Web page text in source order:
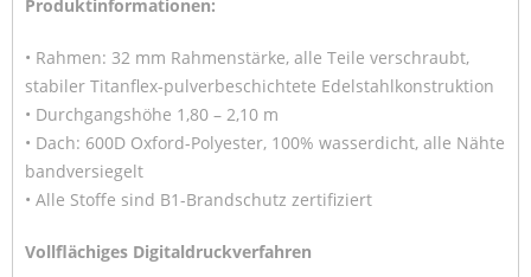
Produktinformationen:
• Rahmen: 32 mm Rahmenstärke, alle Teile verschraubt,
stabiler Titanflex-pulverbeschichtete Edelstahlkonstruktion
• Durchgangshöhe 1,80 – 2,10 m
• Dach: 600D Oxford-Polyester, 100% wasserdicht, alle Nähte
bandversiegelt
• Alle Stoffe sind B1-Brandschutz zertifiziert
Vollflächiges Digitaldruckverfahren